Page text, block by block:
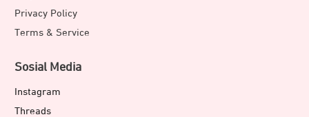
Privacy Policy
Terms & Service
Sosial Media
Instagram
Threads